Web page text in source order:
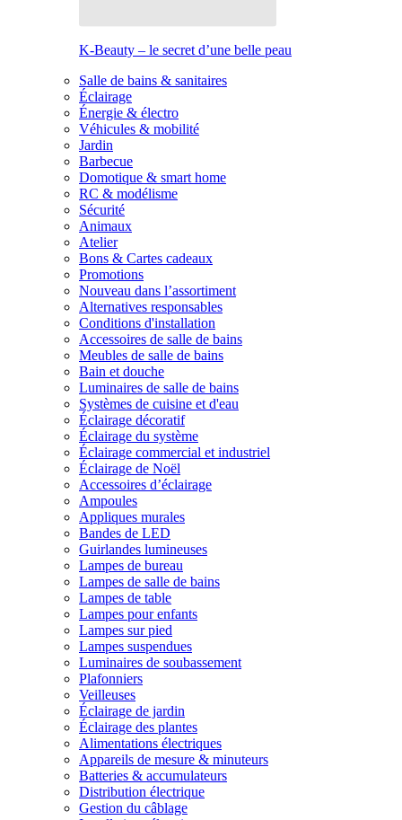
K-Beauty – le secret d’une belle peau
Salle de bains & sanitaires
Éclairage
Énergie & électro
Véhicules & mobilité
Jardin
Barbecue
Domotique & smart home
RC & modélisme
Sécurité
Animaux
Atelier
Bons & Cartes cadeaux
Promotions
Nouveau dans l’assortiment
Alternatives responsables
Conditions d'installation
Accessoires de salle de bains
Meubles de salle de bains
Bain et douche
Luminaires de salle de bains
Systèmes de cuisine et d'eau
Éclairage décoratif
Éclairage du système
Éclairage commercial et industriel
Éclairage de Noël
Accessoires d’éclairage
Ampoules
Appliques murales
Bandes de LED
Guirlandes lumineuses
Lampes de bureau
Lampes de salle de bains
Lampes de table
Lampes pour enfants
Lampes sur pied
Lampes suspendues
Luminaires de soubassement
Plafonniers
Veilleuses
Éclairage de jardin
Éclairage des plantes
Alimentations électriques
Appareils de mesure & minuteurs
Batteries & accumulateurs
Distribution électrique
Gestion du câblage